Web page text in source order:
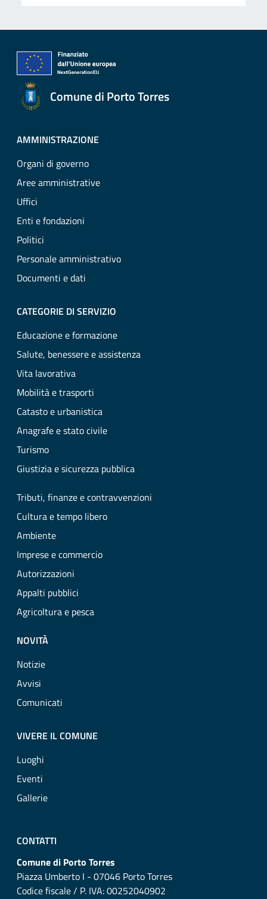
Comune di Porto Torres
AMMINISTRAZIONE
Organi di governo
Aree amministrative
Uffici
Enti e fondazioni
Politici
Personale amministrativo
Documenti e dati
CATEGORIE DI SERVIZIO
Educazione e formazione
Salute, benessere e assistenza
Vita lavorativa
Mobilità e trasporti
Catasto e urbanistica
Anagrafe e stato civile
Turismo
Giustizia e sicurezza pubblica
Tributi, finanze e contravvenzioni
Cultura e tempo libero
Ambiente
Imprese e commercio
Autorizzazioni
Appalti pubblici
Agricoltura e pesca
NOVITÀ
Notizie
Avvisi
Comunicati
VIVERE IL COMUNE
Luoghi
Eventi
Gallerie
CONTATTI
Comune di Porto Torres
Piazza Umberto I - 07046 Porto Torres
Codice fiscale / P. IVA: 00252040902